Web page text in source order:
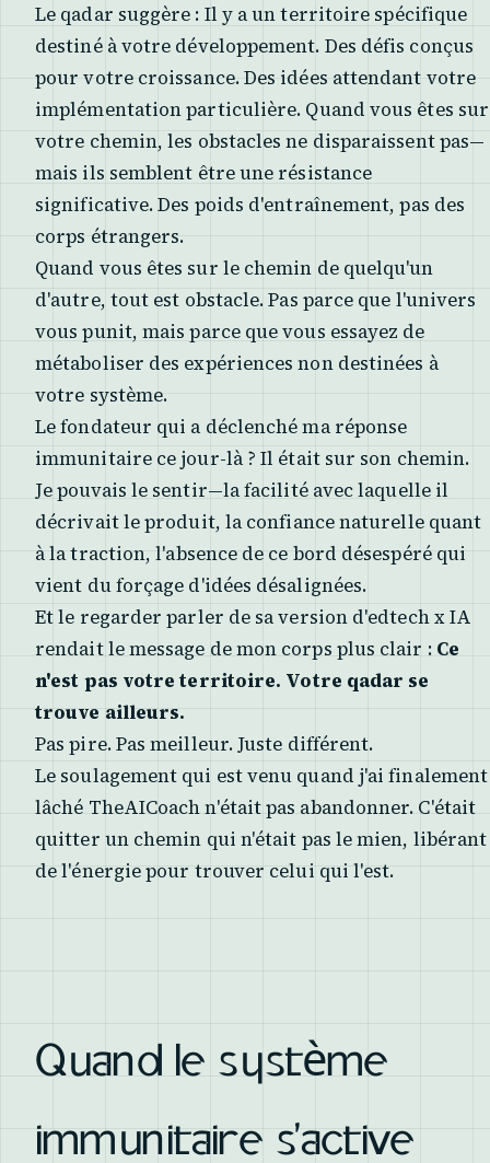
Le qadar suggère : Il y a un territoire spécifique
destiné à votre développement. Des défis conçus
pour votre croissance. Des idées attendant votre
implémentation particulière. Quand vous êtes sur
votre chemin, les obstacles ne disparaissent pas—
mais ils semblent être une résistance
significative. Des poids d'entraînement, pas des
corps étrangers.
Quand vous êtes sur le chemin de quelqu'un
d'autre, tout est obstacle. Pas parce que l'univers
vous punit, mais parce que vous essayez de
métaboliser des expériences non destinées à
votre système.
Le fondateur qui a déclenché ma réponse
immunitaire ce jour-là ? Il était sur son chemin.
Je pouvais le sentir—la facilité avec laquelle il
décrivait le produit, la confiance naturelle quant
à la traction, l'absence de ce bord désespéré qui
vient du forçage d'idées désalignées.
Et le regarder parler de sa version d'edtech x IA
rendait le message de mon corps plus clair : Ce
n'est pas votre territoire. Votre qadar se
trouve ailleurs.
Pas pire. Pas meilleur. Juste différent.
Le soulagement qui est venu quand j'ai finalement
lâché TheAICoach n'était pas abandonner. C'était
quitter un chemin qui n'était pas le mien, libérant
de l'énergie pour trouver celui qui l'est.
Quand le système
immunitaire s'active